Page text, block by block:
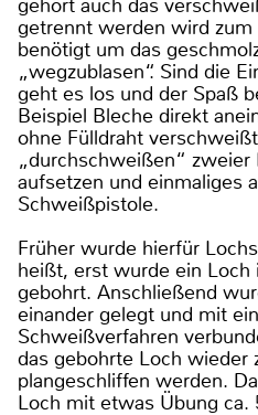
getrennt werden wird
benötigt um das
„wegzublasen“. Sind die
geht es los und der Spaß
Beispiel Bleche direkt
ohne Fülldraht
„durchschweißen“ zweier
aufsetzen und einmaliges
Schweißpistole.
Früher wurde hierfür
heißt, erst wurde ein Loch
gebohrt. Anschließend
einander gelegt und mit
Schweißverfahren
das gebohrte Loch wieder
plangeschliffen werden.
Loch mit etwas Übung